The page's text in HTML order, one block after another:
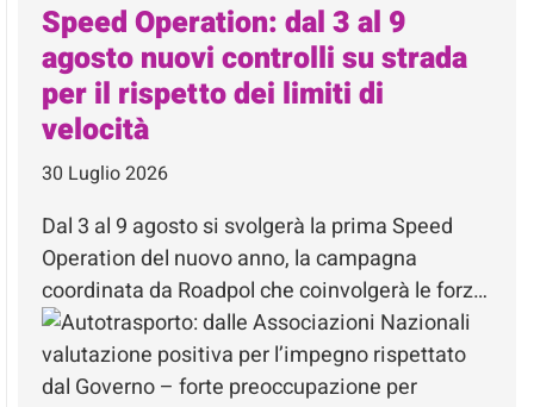
Speed Operation: dal 3 al 9
agosto nuovi controlli su strada
per il rispetto dei limiti di
velocità
30 Luglio 2026
Dal 3 al 9 agosto si svolgerà la prima Speed
Operation del nuovo anno, la campagna
coordinata da Roadpol che coinvolgerà le forz…